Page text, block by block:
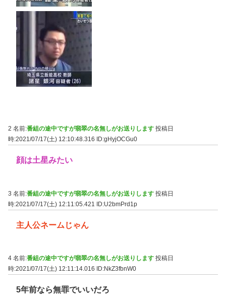
2 名前:番組の途中ですが翡翠の名無しがお送りします 投稿日
時:2021/07/17(土) 12:10:48.316
ID:gHyjOCGu0
顔は土星みたい
3 名前:番組の途中ですが翡翠の名無しがお送りします 投稿日
時:2021/07/17(土) 12:11:05.421 ID:U2bmPrd1p
主人公ネームじゃん
4 名前:番組の途中ですが翡翠の名無しがお送りします 投稿日
時:2021/07/17(土) 12:11:14.016
ID:NkZ3fbnW0
5年前なら無罪でいいだろ